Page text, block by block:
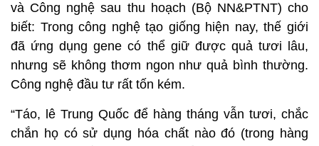
và Công nghệ sau thu hoạch (Bộ NN&PTNT) cho
biết: Trong công nghệ tạo giống hiện nay, thế giới
đã ứng dụng gene có thể giữ được quả tươi lâu,
nhưng sẽ không thơm ngon như quả bình thường.
Công nghệ đầu tư rất tốn kém.
“Táo, lê Trung Quốc để hàng tháng vẫn tươi, chắc
chắn họ có sử dụng hóa chất nào đó (trong hàng